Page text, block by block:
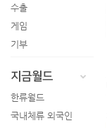
수출
게임
기부
지금월드
한류월드
국내체류 외국인